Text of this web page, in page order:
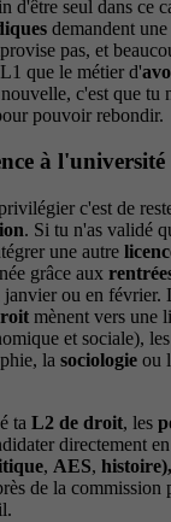
d'être seul dans ce
demandent
pas, et
que le métier d'
c'est que tu
pouvoir rebondir.
à l'université
c'est de
. Si tu n'as validé
une autre
grâce aux
ou en février.
mènent vers une
et sociale), les
la sociologie ou
ta L2 de droit, les
directement en
, AES, histoire),
de la commission